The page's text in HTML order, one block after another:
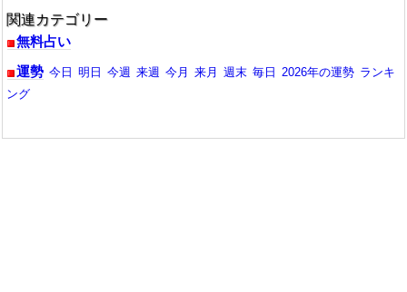
関連カテゴリー
無料占い
運勢 今日 明日 今週 来週 今月 来月 週末 毎日 2026年の運勢 ランキ
ング